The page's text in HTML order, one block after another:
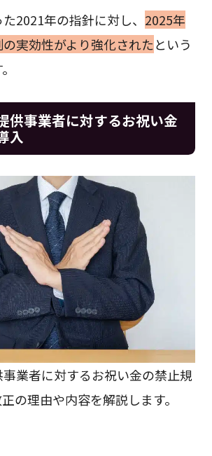
2021年の指針に対し、 2025年
実効性がより強化されたという
供事業者に対するお祝い金
入
業者に対するお祝い金の禁止規
の理由や内容を解説します。